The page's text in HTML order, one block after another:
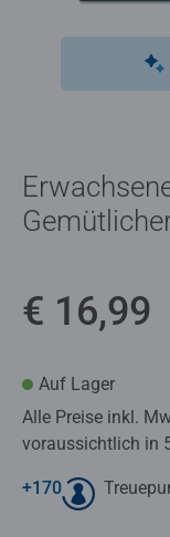
€ 16,99
Auf Lager
Alle Preise inkl.
voraussichtlich in
+170